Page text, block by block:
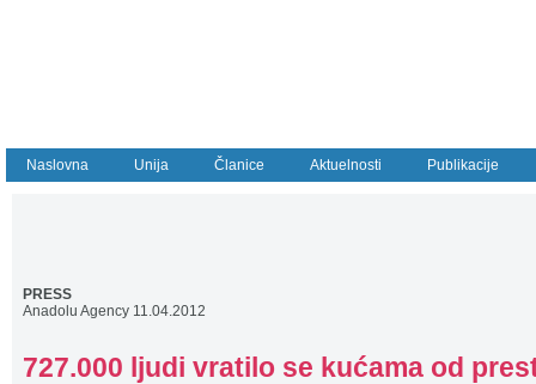
Naslovna Unija Članice Aktuelnosti Publikacije
PRESS
Anadolu Agency 11.04.2012
727.000 ljudi vratilo se kućama od